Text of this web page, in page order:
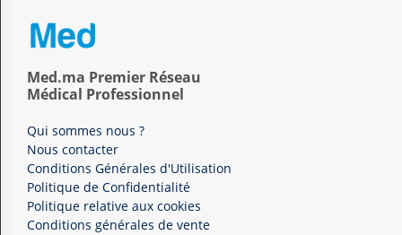
Med.ma Premier Réseau
Médical Professionnel
Qui sommes nous ?
Nous contacter
Conditions Générales d'Utilisation
Politique de Confidentialité
Politique relative aux cookies
Conditions générales de vente